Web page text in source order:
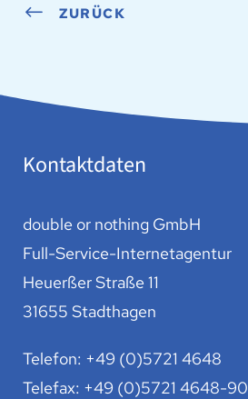
ZURÜCK
Kontaktdaten
double or nothing GmbH
Full-Service-Internetagentur
Heuerßer Straße 11
31655 Stadthagen
Telefon: +49 (0)5721 4648
Telefax: +49 (0)5721 4648-90